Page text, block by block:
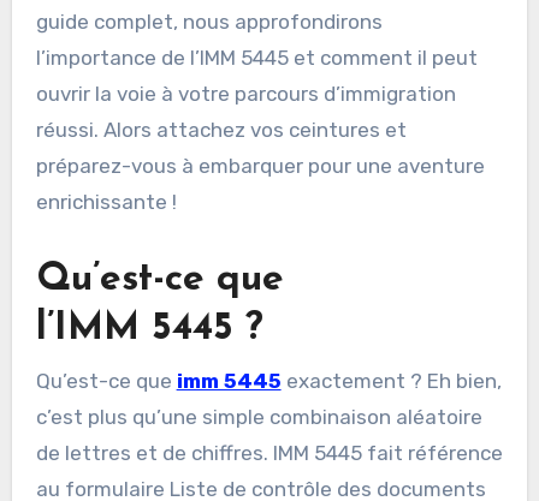
guide complet, nous approfondirons
l’importance de l’IMM 5445 et comment il peut
ouvrir la voie à votre parcours d’immigration
réussi. Alors attachez vos ceintures et
préparez-vous à embarquer pour une aventure
enrichissante !
Qu’est-ce que
l’IMM 5445 ?
Qu’est-ce que imm 5445 exactement ? Eh bien,
c’est plus qu’une simple combinaison aléatoire
de lettres et de chiffres. IMM 5445 fait référence
au formulaire Liste de contrôle des documents